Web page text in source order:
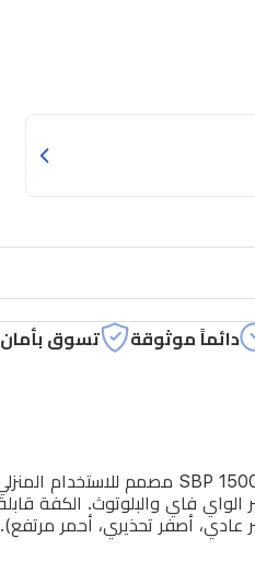
دائماً موثوقة تسوق بأمان